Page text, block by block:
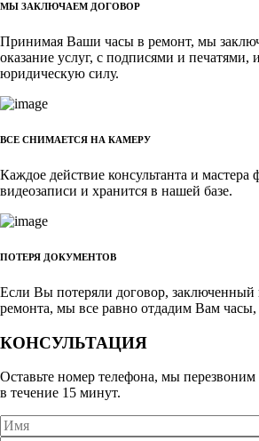
МЫ ЗАКЛЮЧАЕМ ДОГОВОР
Принимая Ваши часы в ремонт, мы
оказание услуг, с подписями и
юридическую силу.
ВСЕ СНИМАЕТСЯ НА КАМЕРУ
Каждое действие консультанта и мастера
видеозаписи и хранится в нашей базе.
ПОТЕРЯ ДОКУМЕНТОВ
Если Вы потеряли договор, заключенный
ремонта, мы все равно отдадим Вам часы,
КОНСУЛЬТАЦИЯ
Оставьте номер телефона, мы перезвоним
в течение 15 минут.